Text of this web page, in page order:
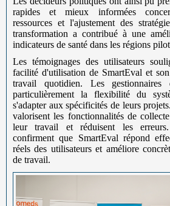
rapides et mieux informées
ressources et l'ajustement des
transformation a contribué à une
indicateurs de santé dans les régions
Les témoignages des utilisateurs
facilité d'utilisation de SmartEval et
travail quotidien. Les gestionnaires
particulièrement la flexibilité du
s'adapter aux spécificités de leurs
valorisent les fonctionnalités de
leur travail et réduisent les
confirment que SmartEval répond
réels des utilisateurs et améliore
de travail.